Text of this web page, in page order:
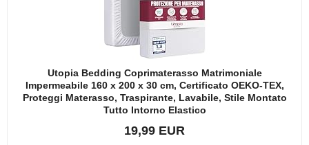
Utopia Bedding Coprimaterasso Matrimoniale
Impermeabile 160 x 200 x 30 cm, Certificato OEKO-TEX,
Proteggi Materasso, Traspirante, Lavabile, Stile Montato
Tutto Intorno Elastico
19,99 EUR